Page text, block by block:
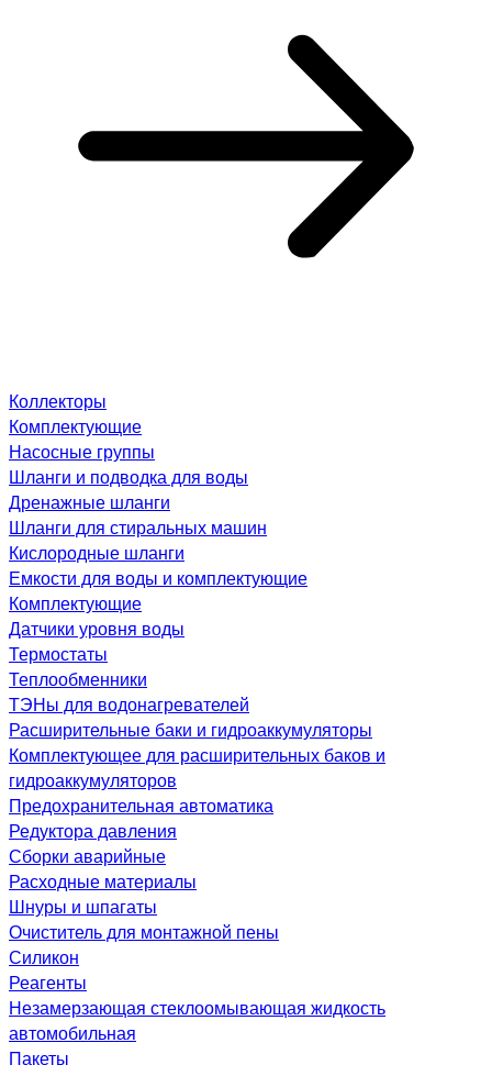
Коллекторы
Комплектующие
Насосные группы
Шланги и подводка для воды
Дренажные шланги
Шланги для стиральных машин
Кислородные шланги
Емкости для воды и комплектующие
Комплектующие
Датчики уровня воды
Термостаты
Теплообменники
ТЭНы для водонагревателей
Расширительные баки и гидроаккумуляторы
Комплектующее для расширительных баков и
гидроаккумуляторов
Предохранительная автоматика
Редуктора давления
Сборки аварийные
Расходные материалы
Шнуры и шпагаты
Очиститель для монтажной пены
Силикон
Реагенты
Незамерзающая стеклоомывающая жидкость
автомобильная
Пакеты